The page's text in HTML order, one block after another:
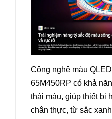
Công nghệ màu
65M450RP có khả
thái màu, giúp thiết bị
chân thực, từ sắc